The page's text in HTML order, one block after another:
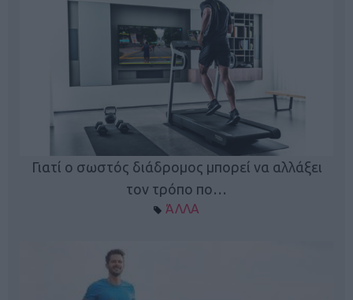
Γιατί ο σωστός διάδρομος μπορεί να αλλάξει
τον τρόπο πο…
ΆΛΛΑ